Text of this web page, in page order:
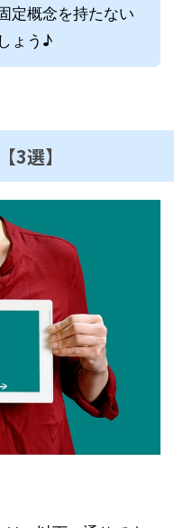
定概念を持たない
ょう♪
3選】